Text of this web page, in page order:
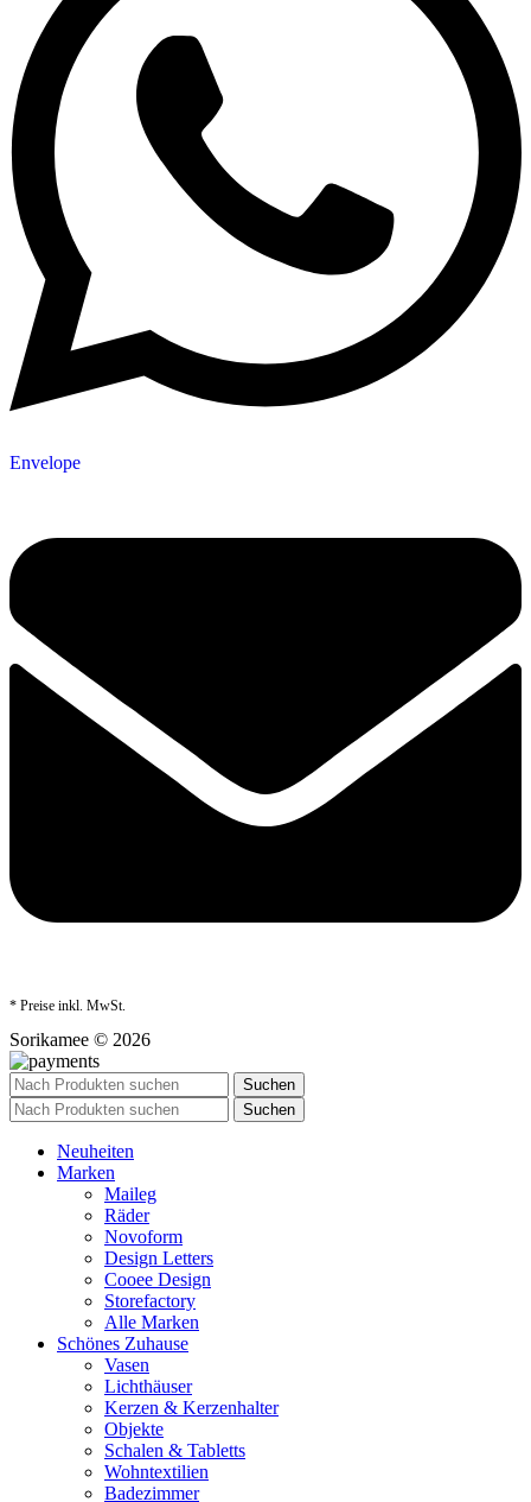
Envelope
* Preise inkl. MwSt.
Sorikamee © 2026
Suchen
Suchen
Neuheiten
Marken
Maileg
Räder
Novoform
Design Letters
Cooee Design
Storefactory
Alle Marken
Schönes Zuhause
Vasen
Lichthäuser
Kerzen & Kerzenhalter
Objekte
Schalen & Tabletts
Wohntextilien
Badezimmer